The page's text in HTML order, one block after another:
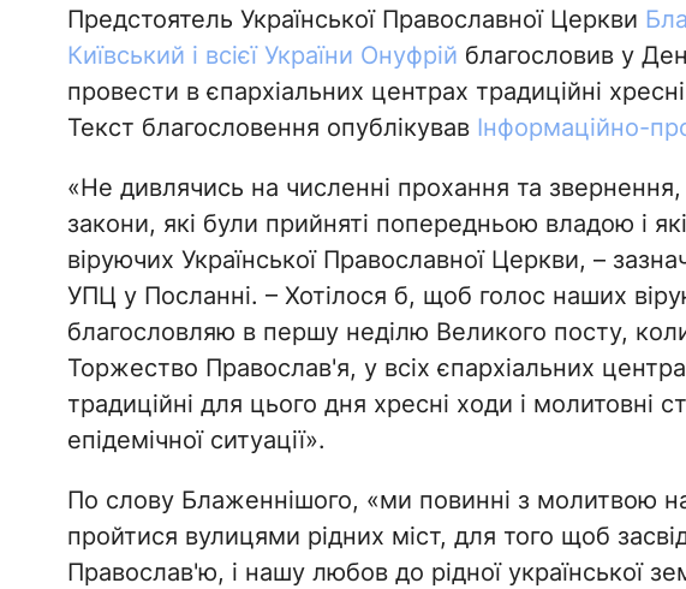
Предстоятель Української Православної Церкви
Київський і всієї України Онуфрій благословив у
провести в єпархіальних центрах традиційні
Текст благословення опублікував Інформаційно-
«Не дивлячись на численні прохання та
закони, які були прийняті попередньою владою і
віруючих Української Православної Церкви, –
УПЦ у Посланні. – Хотілося б, щоб голос наших
благословляю в першу неділю Великого посту,
Торжество Православ'я, у всіх єпархіальних
традиційні для цього дня хресні ходи і молитовні
епідемічної ситуації».
По слову Блаженнішого, «ми повинні з молитвою
пройтися вулицями рідних міст, для того щоб
Православ'ю, і нашу любов до рідної української